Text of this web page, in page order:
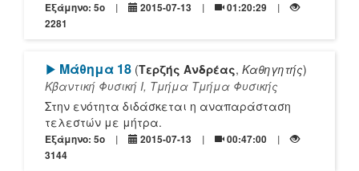
Εξάμηνο: 5o 2015-07-13
01:20:29
2281
[Play]
Μάθημα 18 (Τερζής Ανδρέας, Καθηγητής)
Κβαντική Φυσική Ι, Τμήμα Τμήμα Φυσικής
Στην ενότητα διδάσκεται η αναπαράσταση
τελεστών με μήτρα.
Εξάμηνο: 5o 2015-07-13
00:47:00
3144